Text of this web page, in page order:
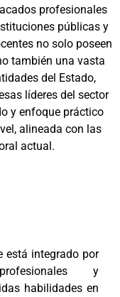
profesionales
públicas y
no solo poseen
también una vasta
del Estado,
líderes del sector
y enfoque práctico
alineada con las
actual.
está integrado por
y
habilidades en